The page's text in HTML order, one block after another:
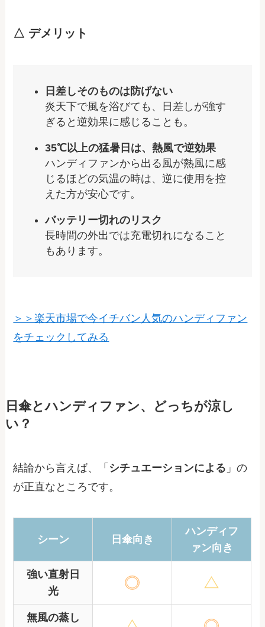
△ デメリット
日差しそのものは防げない
炎天下で風を浴びても、日差しが強す
ぎると逆効果に感じることも。
35℃以上の猛暑日は、熱風で逆効果
ハンディファンから出る風が熱風に感
じるほどの気温の時は、逆に使用を控
えた方が安心です。
バッテリー切れのリスク
長時間の外出では充電切れになること
もあります。
＞＞楽天市場で今イチバン人気のハンディファン
をチェックしてみる
日傘とハンディファン、どっちが涼し
い？
結論から言えば、「 シチュエーションによる 」の
が正直なところです。
シーン 日傘向き
ハンディフ
ァン向き
強い直射日
光
無風の蒸し